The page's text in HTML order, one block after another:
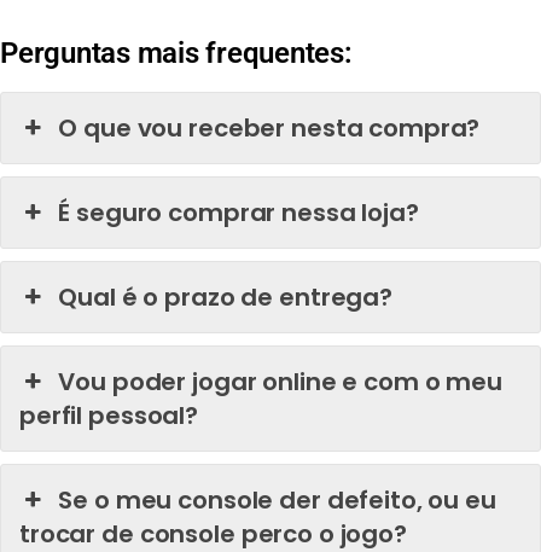
Perguntas mais frequentes:
O que vou receber nesta compra?
É seguro comprar nessa loja?
Qual é o prazo de entrega?
Vou poder jogar online e com o meu
perfil pessoal?
Se o meu console der defeito, ou eu
trocar de console perco o jogo?